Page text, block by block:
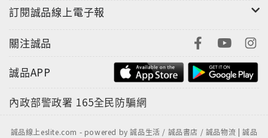
訂閱誠品線上電子報
關注誠品
誠品APP
內政部警政署 165全民防騙網
誠品線上eslite.com - powered by 誠品生活 / 誠品書店 / 誠品物流 | 誠品